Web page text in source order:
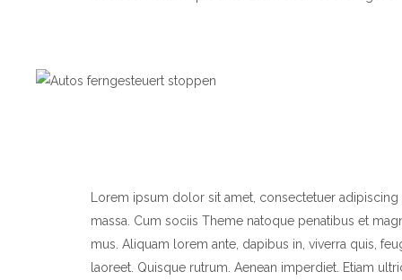
Lorem ipsum dolor sit amet, consectetuer
massa. Cum sociis Theme natoque penatibus et
mus. Aliquam lorem ante, dapibus in, viverra quis,
laoreet. Quisque rutrum. Aenean imperdiet. Etiam